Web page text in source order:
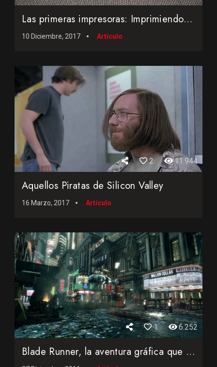
Las primeras impresoras: Imprimiendo con un ordenador a fina...
10 Diciembre, 2017 Artículo
2 11.944
Aquellos Piratas de Silicon Valley
16 Marzo, 2017 Artículo
1 6.252
Blade Runner, la aventura gráfica que marcó una época...